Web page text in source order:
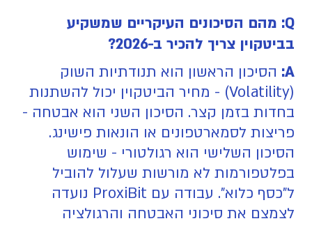
Q: מהם הסיכונים העיקריים שמשקיע
בביטקוין צריך להכיר ב-2026?
A: הסיכון הראשון הוא תנודתיות השוק
(Volatility) - מחיר הביטקוין יכול להשתנות
בחדות בזמן קצר. הסיכון השני הוא אבטחה -
פריצות לסמארטפונים או הונאות פישינג.
הסיכון השלישי הוא רגולטורי - שימוש
בפלטפורמות לא מורשות שעלול להוביל
ל"כסף כלוא". עבודה עם ProxiBit נועדה
לצמצם את סיכוני האבטחה והרגולציה